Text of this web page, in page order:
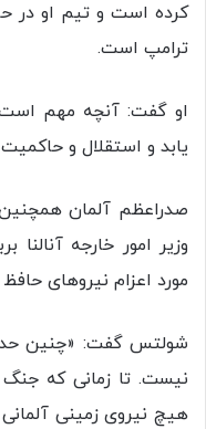
کرده است و تیم او در
ترامپ است.
او گفت: آنچه مهم
یابد و استقلال و
صدراعظم آلمان
وزیر امور خارجه
مورد اعزام نیروهای
شولتس گفت: «چنین
نیست. تا زمانی که جنگ
هیچ نیروی زمینی